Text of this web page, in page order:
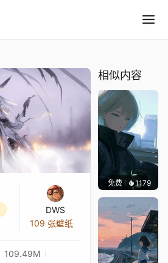
DWS
109 张壁纸
109.49M
相似内容
免费 1179辰东